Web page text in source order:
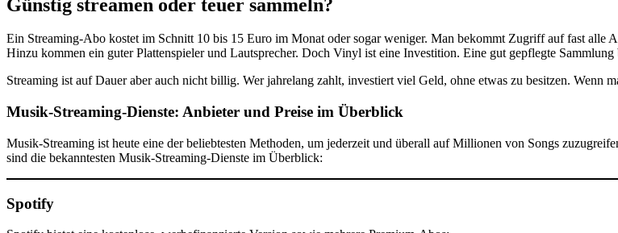
Günstig streamen oder teuer sammeln?
Ein Streaming-Abo kostet im Schnitt 10 bis 15 Euro im Monat oder sogar weniger. Man bekommt Zugriff auf fast alle
Hinzu kommen ein guter Plattenspieler und Lautsprecher. Doch Vinyl ist eine Investition. Eine gut gepflegte Sammlung
Streaming ist auf Dauer aber auch nicht billig. Wer jahrelang zahlt, investiert viel Geld, ohne etwas zu besitzen. Wenn
Musik-Streaming-Dienste: Anbieter und Preise im Überblick
Musik-Streaming ist heute eine der beliebtesten Methoden, um jederzeit und überall auf Millionen von Songs
sind die bekanntesten Musik-Streaming-Dienste im Überblick:
Spotify